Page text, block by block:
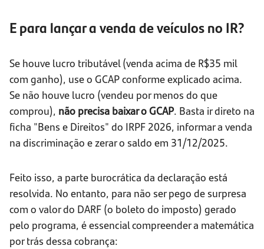
E para lançar a venda de veículos no IR?
Se houve lucro tributável (venda acima de R$35 mil
com ganho), use o GCAP conforme explicado acima.
Se não houve lucro (vendeu por menos do que
comprou), não precisa baixar o GCAP. Basta ir direto na
ficha "Bens e Direitos" do IRPF 2026, informar a venda
na discriminação e zerar o saldo em 31/12/2025.
Feito isso, a parte burocrática da declaração está
resolvida. No entanto, para não ser pego de surpresa
com o valor do DARF (o boleto do imposto) gerado
pelo programa, é essencial compreender a matemática
por trás dessa cobrança: